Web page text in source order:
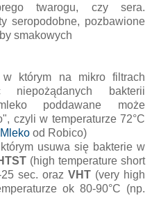
twarogu, czy sera.
seropodobne, pozbawione
smakowych
którym na mikro filtrach
niepożądanych bakterii
poddawane może
czyli w temperaturze 72°C
od Robico)
usuwa się bakterie w
(high temperature short
sec. oraz VHT(very high
ok 80-90°C (np.